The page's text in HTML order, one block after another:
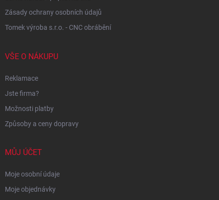
Zásady ochrany osobních údajů
Tomek výroba s.r.o. - CNC obrábění
VŠE O NÁKUPU
Reklamace
Jste firma?
Možnosti platby
Způsoby a ceny dopravy
MŮJ ÚČET
Moje osobní údaje
Moje objednávky